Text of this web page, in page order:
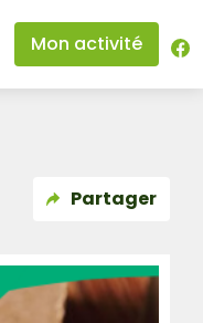
Mon activité
Partager